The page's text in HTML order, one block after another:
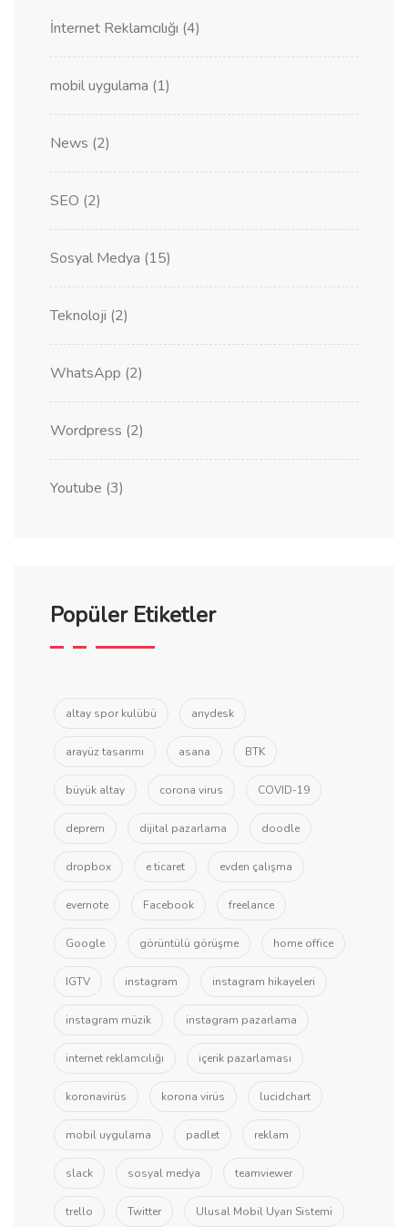
İnternet Reklamcılığı (4)
mobil uygulama (1)
News (2)
SEO (2)
Sosyal Medya (15)
Teknoloji (2)
WhatsApp (2)
Wordpress (2)
Youtube (3)
Popüler Etiketler
altay spor kulübü anydesk
arayüz tasarımı asana BTK
büyük altay corona virus COVID-19
deprem dijital pazarlama doodle
dropbox e ticaret evden çalışma
evernote Facebook freelance
Google görüntülü görüşme home office
IGTV instagram instagram hikayeleri
instagram müzik instagram pazarlama
internet reklamcılığı içerik pazarlaması
koronavirüs korona virüs lucidchart
mobil uygulama padlet reklam
slack sosyal medya teamviewer
trello Twitter Ulusal Mobil Uyarı Sistemi